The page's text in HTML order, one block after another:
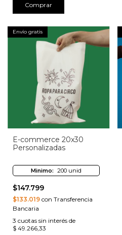
Comprar
Envío gratis
E-commerce 20x30
Personalizadas
Minimo: 200 unid
$147.799
$133.019 con Transferencia
Bancaria
3 cuotas sin interés de
$ 49.266,33